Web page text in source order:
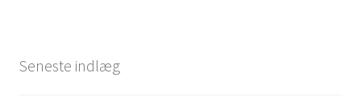
Seneste indlæg